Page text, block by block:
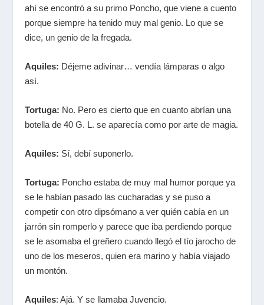
ahí se encontró a su primo Poncho, que viene a cuento
porque siempre ha tenido muy mal genio. Lo que se
dice, un genio de la fregada.
Aquiles: Déjeme adivinar… vendía lámparas o algo
así.
Tortuga: No. Pero es cierto que en cuanto abrían una
botella de 40 G. L. se aparecía como por arte de magia.
Aquiles: Sí, debí suponerlo.
Tortuga: Poncho estaba de muy mal humor porque ya
se le habían pasado las cucharadas y se puso a
competir con otro dipsómano a ver quién cabía en un
jarrón sin romperlo y parece que iba perdiendo porque
se le asomaba el greñero cuando llegó el tío jarocho de
uno de los meseros, quien era marino y había viajado
un montón.
Aquiles: Ajá. Y se llamaba Juvencio.